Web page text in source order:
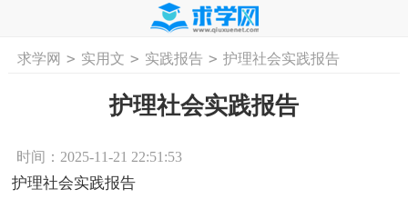
首页 工作计划 活动计划 学习计划
求学网 > 实用文 > 实践报告 > 护理社会实践报告
护理社会实践报告
时间：2025-11-21 22:51:53
护理社会实践报告